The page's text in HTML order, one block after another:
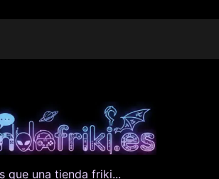
que una tienda friki...